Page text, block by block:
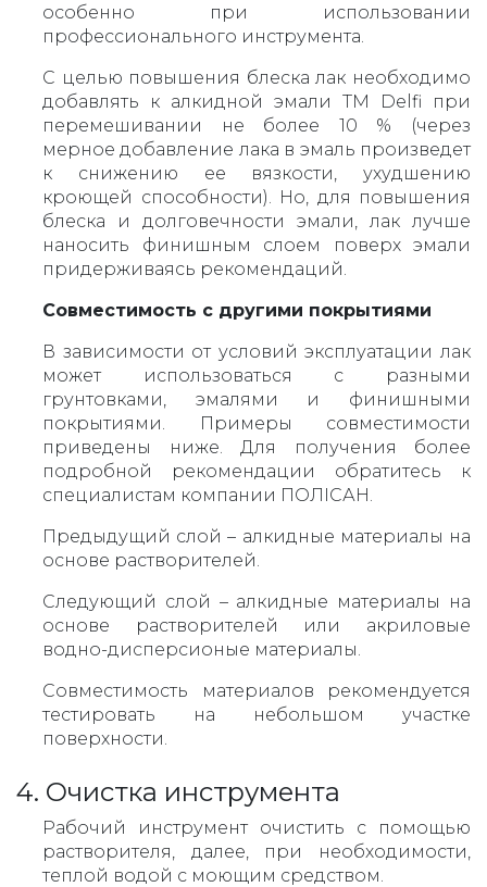
особенно при использовании
профессионального инструмента.
С целью повышения блеска лак необходимо
добавлять к алкидной эмали ТМ Delfi при
перемешивании не более 10 % (через
мерное добавление лака в эмаль произведет
к снижению ее вязкости, ухудшению
кроющей способности). Но, для повышения
блеска и долговечности эмали, лак лучше
наносить финишным слоем поверх эмали
придерживаясь рекомендаций.
Совместимость с другими покрытиями
В зависимости от условий эксплуатации лак
может использоваться с разными
грунтовками, эмалями и финишными
покрытиями. Примеры совместимости
приведены ниже. Для получения более
подробной рекомендации обратитесь к
специалистам компании ПОЛIСАН.
Предыдущий слой – алкидные материалы на
основе растворителей.
Следующий слой – алкидные материалы на
основе растворителей или акриловые
водно-дисперсионые материалы.
Совместимость материалов рекомендуется
тестировать на небольшом участке
поверхности.
4. Очистка инструмента
Рабочий инструмент очистить с помощью
растворителя, далее, при необходимости,
теплой водой с моющим средством.